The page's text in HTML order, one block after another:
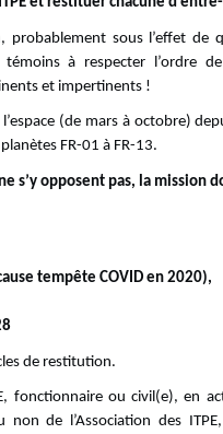
sous l’effet de
témoins à respecter l’ordre
et impertinents !
(de mars à octobre)
FR-01 à FR-13.
s’y opposent pas, la mission
tempête COVID en 2020),
de restitution.
fonctionnaire ou civil(e), en
non de l’Association des